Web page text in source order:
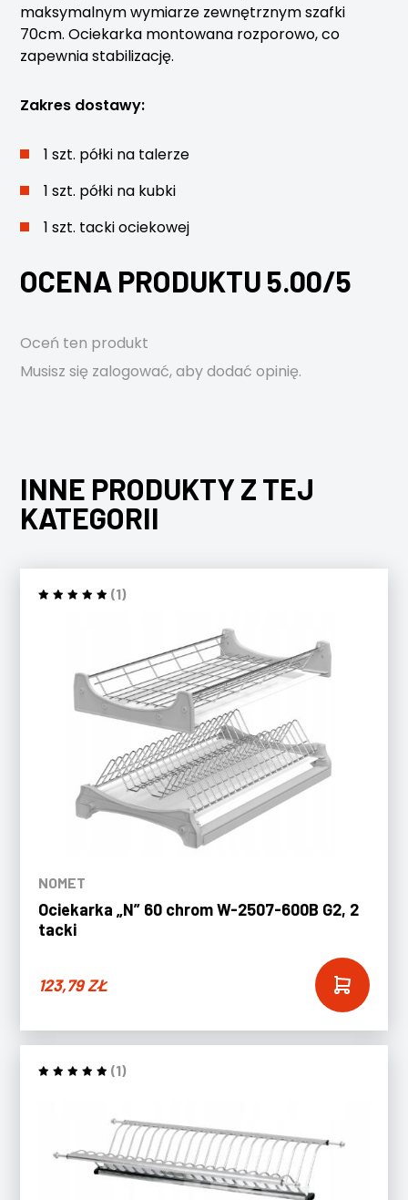
maksymalnym wymiarze zewnętrznym szafki
70cm. Ociekarka montowana rozporowo, co
zapewnia stabilizację.
Zakres dostawy:
1 szt. półki na talerze
1 szt. półki na kubki
1 szt. tacki ociekowej
OCENA PRODUKTU 5.00/5
Oceń ten produkt
Musisz się zalogować, aby dodać opinię.
INNE PRODUKTY Z TEJ
KATEGORII
(1)
NOMET
Ociekarka „N” 60 chrom W-2507-600B G2, 2
tacki
123,79ZŁ
(1)